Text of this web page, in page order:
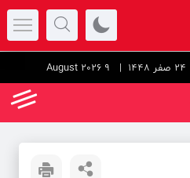
24 صفر 1448 | 9 August 2026